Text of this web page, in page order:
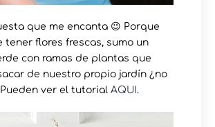
que me encanta 😉 Porque
tener flores frescas, sumo un
con ramas de plantas que
de nuestro propio jardín ¿no
ver el tutorial AQUI.